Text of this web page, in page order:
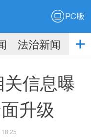
法治新闻
社
信息曝
升级